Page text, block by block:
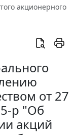
акционерного
от 27
р "Об
акций